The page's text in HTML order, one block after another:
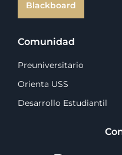
Blackboard
Comunidad
Preuniversitario
Orienta USS
Desarrollo Estudiantil